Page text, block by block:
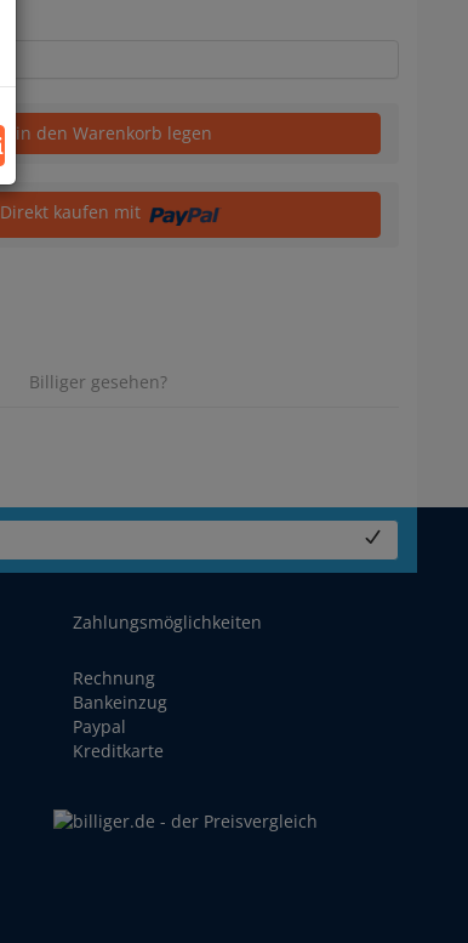
in den Warenkorb legen
Direkt kaufen mit
Billiger gesehen?
Zahlungsmöglichkeiten
Rechnung
Bankeinzug
Paypal
Kreditkarte